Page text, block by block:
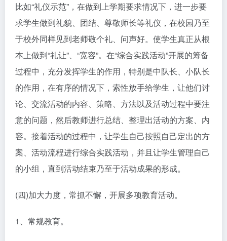
比如“礼仪示范”，在做到上学期要求情况下，进一步要
求学生做到礼貌、团结、尊敬师长等礼仪，在校园乃至
于校外同样见到老师敬个礼、问声好。使学生真正从根
本上做到“礼让”、“宽容”。在“综合实践活动”开展的筹备
过程中，充分发挥学生的作用，特别是中队长、小队长
的作用，在有序的情况下，索性放手给学生，让他们讨
论、交流活动的内容、策略、方法以及活动过程中要注
意的问题，然后教师进行总结、整理出活动的方案、内
容。接着活动的过程中，让学生自己按照自己定出的方
案、活动流程进行综合实践活动，并且让学生管理自己
的小组，直到活动结束乃至于活动成果的形成。
(四)加大力度，常抓不懈，开展多项教育活动。
1、常规教育。